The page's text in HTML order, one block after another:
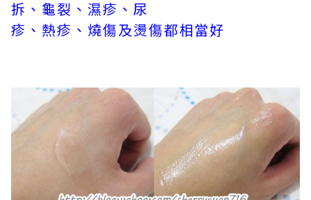
拆、龜裂、濕疹、尿
疹、熱疹、燒傷及燙傷都相當好